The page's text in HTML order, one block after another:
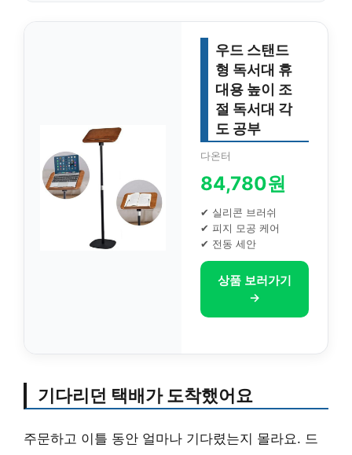
우드 스탠드
형 독서대 휴
대용 높이 조
절 독서대 각
도 공부
다온터
84,780원
✔ 실리콘 브러쉬
✔ 피지 모공 케어
✔ 전동 세안
상품 보러가기
→
기다리던 택배가 도착했어요
주문하고 이틀 동안 얼마나 기다렸는지 몰라요. 드